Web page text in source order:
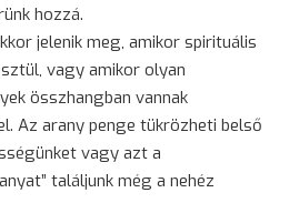
hozzá.
jelenik meg, amikor spirituális
vagy amikor olyan
összhangban vannak
Az arany penge tükrözheti belső
vagy azt a
találjunk még a nehéz